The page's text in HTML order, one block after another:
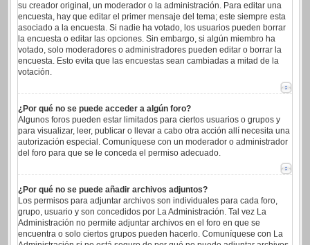
su creador original, un moderador o la administración. Para editar una
encuesta, hay que editar el primer mensaje del tema; este siempre esta
asociado a la encuesta. Si nadie ha votado, los usuarios pueden borrar
la encuesta o editar las opciones. Sin embargo, si algún miembro ha
votado, solo moderadores o administradores pueden editar o borrar la
encuesta. Esto evita que las encuestas sean cambiadas a mitad de la
votación.
¿Por qué no se puede acceder a algún foro?
Algunos foros pueden estar limitados para ciertos usuarios o grupos y
para visualizar, leer, publicar o llevar a cabo otra acción allí necesita una
autorización especial. Comuníquese con un moderador o administrador
del foro para que se le conceda el permiso adecuado.
¿Por qué no se puede añadir archivos adjuntos?
Los permisos para adjuntar archivos son individuales para cada foro,
grupo, usuario y son concedidos por La Administración. Tal vez La
Administración no permite adjuntar archivos en el foro en que se
encuentra o solo ciertos grupos pueden hacerlo. Comuníquese con La